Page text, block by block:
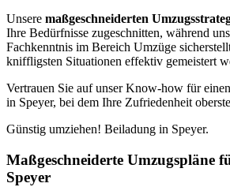
Unsere maßgeschneiderten
Ihre Bedürfnisse zugeschnitten, während
Fachkenntnis im Bereich Umzüge
kniffligsten Situationen effektiv gemeistert
Vertrauen Sie auf unser Know-how für
in Speyer, bei dem Ihre Zufriedenheit
Günstig umziehen! Beiladung in Speyer.
Maßgeschneiderte Umzugspläne
Speyer